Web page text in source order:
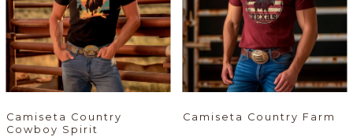
Camiseta Country
Cowboy Spirit
Camiseta Country Farm